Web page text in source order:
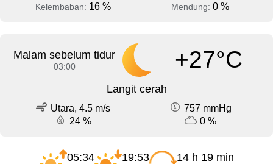
Kelembaban: 16 % Mendung: 0 %
Malam sebelum tidur
03:00 +27°C
Langit cerah
Utara, 4.5 m/s
757 mmHg
24 %
0 %
05:34 19:53 14 h 19 min